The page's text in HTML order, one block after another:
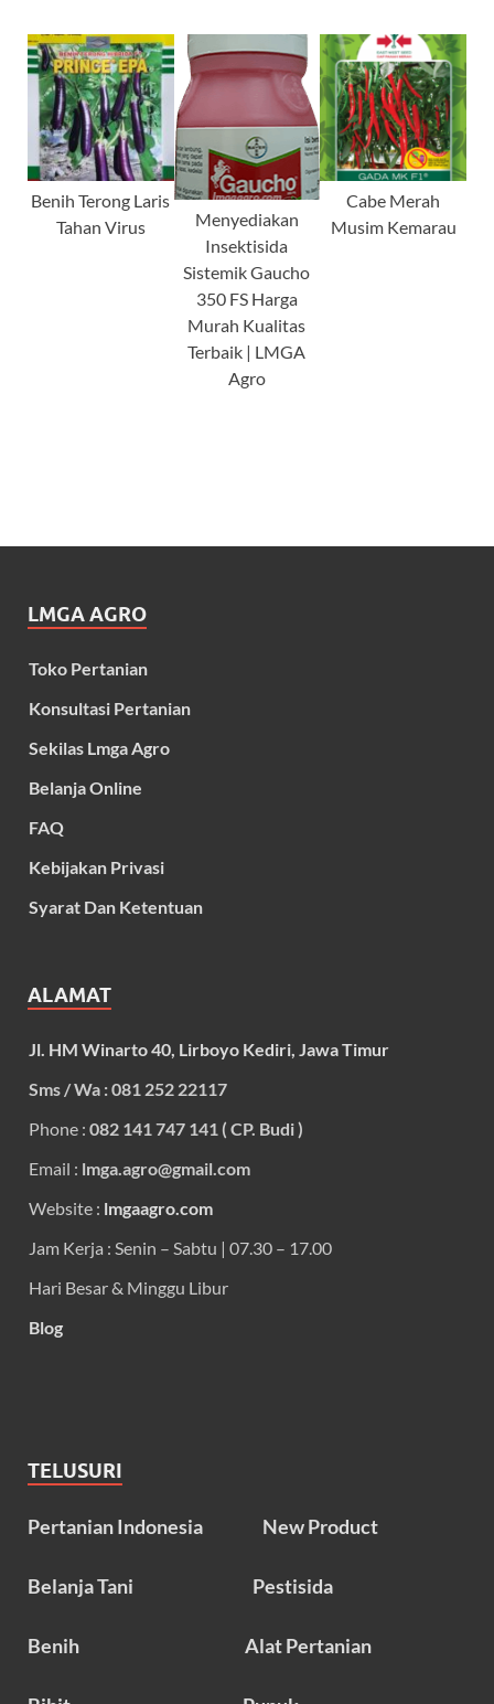
Benih Terong Laris
Tahan Virus
Menyediakan
Insektisida
Sistemik Gaucho
350 FS Harga
Murah Kualitas
Terbaik | LMGA
Agro
Cabe Merah
Musim Kemarau
LMGA AGRO
Toko Pertanian
Konsultasi Pertanian
Sekilas Lmga Agro
Belanja Online
FAQ
Kebijakan Privasi
Syarat Dan Ketentuan
ALAMAT
Jl. HM Winarto 40, Lirboyo Kediri, Jawa Timur
Sms / Wa : 081 252 22117
Phone : 082 141 747 141 ( CP. Budi )
Email : lmga.agro@gmail.com
Website : lmgaagro.com
Jam Kerja : Senin – Sabtu | 07.30 – 17.00
Hari Besar & Minggu Libur
Blog
TELUSURI
Pertanian Indonesia New Product
Belanja Tani Pestisida
Benih Alat Pertanian